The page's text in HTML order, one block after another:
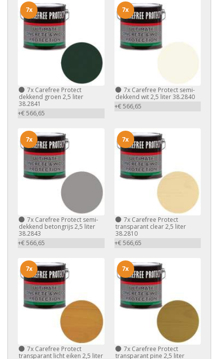
7x Carefree Protect
dekkend groen 2,5 liter
38.2841
+€ 566,65
7x
7xCarefree Protect semi-
dekkend wit 2,5 liter 38.2840
+€ 566,65
7x
7x Carefree Protect semi-
dekkend betongrijs 2,5 liter
38.2843
+€ 566,65
7x
7xCarefree Protect
transparant clear 2,5 liter
38.2810
+€ 566,65
7x
7x Carefree Protect
transparant licht eiken 2,5 liter
7x
7xCarefree Protect
transparant pine 2,5 liter
7x